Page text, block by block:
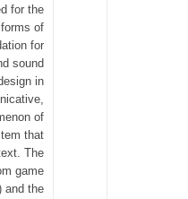
for the
of
for
sound
in
of
that
The
game
and the